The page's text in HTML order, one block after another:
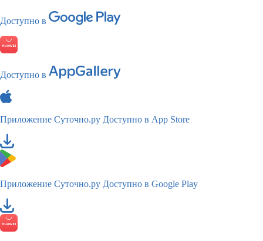
Доступно в
Доступно в
Приложение Суточно.ру Доступно в App Store
Приложение Суточно.ру Доступно в Google Play